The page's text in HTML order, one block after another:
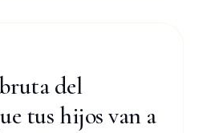
del
tus hijos van a